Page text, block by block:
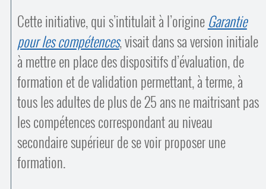
Cette initiative, qui s’intitulait à l’origine Garantie
pour les compétences, visait dans sa version initiale
à mettre en place des dispositifs d’évaluation, de
formation et de validation permettant, à terme, à
tous les adultes de plus de 25 ans ne maitrisant pas
les compétences correspondant au niveau
secondaire supérieur de se voir proposer une
formation.